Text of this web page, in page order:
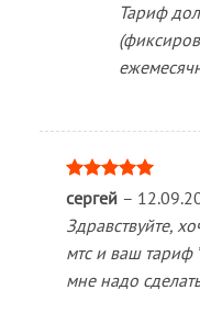
Тариф
Оценка
5
из 5
сергей –
Здравствуйтe,
мтс и ваш тариф
мне надо сделать